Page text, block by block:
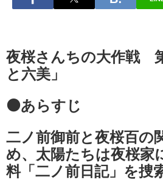
夜桜さんちの大作戦
と六美」
⚫あらすじ
二ノ前御前と夜桜百の
め、太陽たちは夜桜家
料「二ノ前日記」を捜